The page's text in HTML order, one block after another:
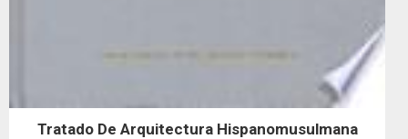
Tratado De Arquitectura Hispanomusulmana